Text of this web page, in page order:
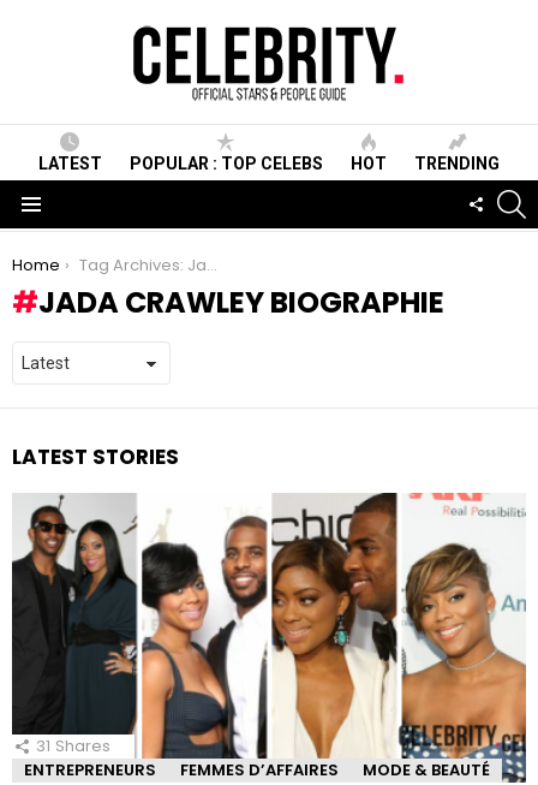
LATEST POPULAR : TOP CELEBS HOT TRENDING
You are here:
Home Tag Archives: Jada Crawley biographie
JADA CRAWLEY BIOGRAPHIE
LATEST STORIES
31 Shares
ENTREPRENEURS
FEMMES D’AFFAIRES MODE & BEAUTÉ